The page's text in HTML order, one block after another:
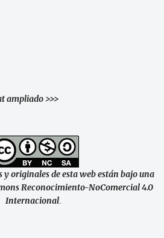
ampliado >>>
originales de esta web están bajo una
Reconocimiento-NoComercial 4.0
Internacional